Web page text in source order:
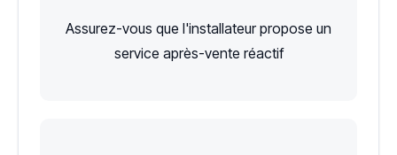
Assurez-vous que l'installateur propose un
service après-vente réactif